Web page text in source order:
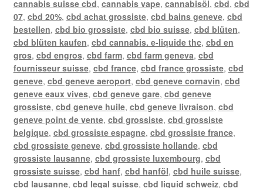
cannabis suisse cbd, cannabis vape, cannabisöl, cbd, cbd
07, cbd 20%, cbd achat grossiste, cbd bains geneve, cbd
bestellen, cbd bio grossiste, cbd bio suisse, cbd blüten,
cbd blüten kaufen, cbd cannabis. e-liquide thc, cbd en
gros, cbd engros, cbd farm, cbd farm geneva, cbd
fournisseur suisse, cbd france, cbd france grossiste, cbd
geneve, cbd geneve aeroport, cbd geneve cornavin, cbd
geneve eaux vives, cbd geneve gare, cbd geneve
grossiste, cbd geneve huile, cbd geneve livraison, cbd
geneve point de vente, cbd grossiste, cbd grossiste
belgique, cbd grossiste espagne, cbd grossiste france,
cbd grossiste geneve, cbd grossiste hollande, cbd
grossiste lausanne, cbd grossiste luxembourg, cbd
grossiste suisse, cbd hanf, cbd hanföl, cbd huile suisse,
cbd lausanne, cbd legal suisse, cbd liquid schweiz, cbd